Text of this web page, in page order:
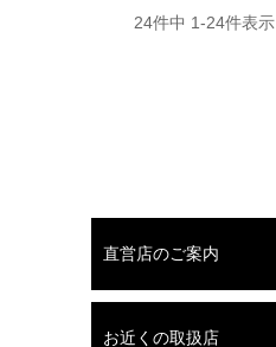
24件中 1-24件表示
直営店のご案内
お近くの取扱店